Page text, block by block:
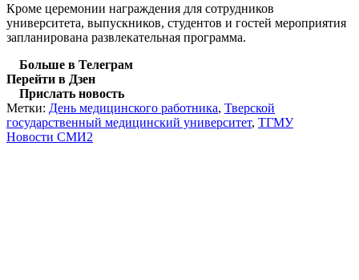
Кроме церемонии награждения для сотрудников
университета, выпускников, студентов и гостей мероприятия
запланирована развлекательная программа.
Больше в Телеграм
Перейти в Дзен
Прислать новость
Метки: День медицинского работника, Тверской
государственный медицинский университет, ТГМУ
Новости СМИ2